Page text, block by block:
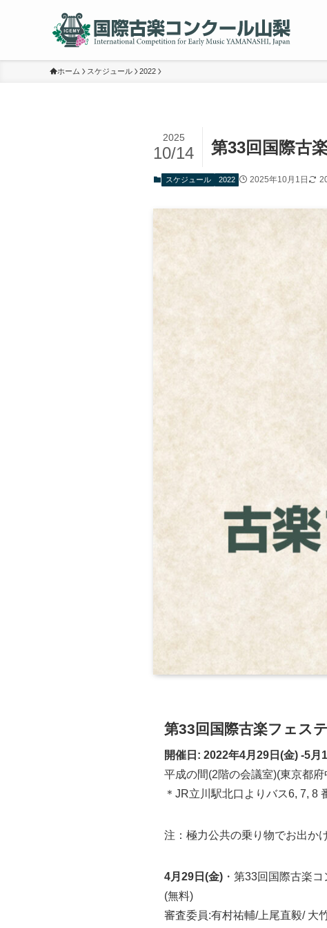
ホーム スケジュール 2022
第33回国際古
2025
10/14
スケジュール 2022 2025年10月1日
第33回国際古楽フェス
開催日: 2022年4月29日(金) -5
平成の間(2階の会議室)(東京都
＊JR立川駅北口よりバス6, 7, 8
注：極力公共の乗り物でお出か
4月29日(金) ・第33回国際古楽
(無料)
審査委員:有村祐輔/上尾直毅/ 大